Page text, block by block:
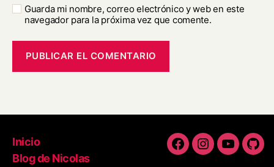
Guarda mi nombre, correo electrónico y web en este
navegador para la próxima vez que comente.
Inicio
Blog de Nicolas
FacebookInstagram
Youtube